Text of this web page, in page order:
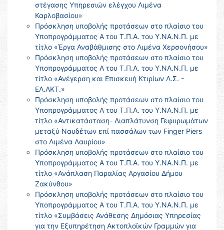
στέγασης Υπηρεσιών ελέγχου Λιμένα
Καρλοβασίου»
Πρόσκληση υποβολής προτάσεων στο πλαίσιο του
Υποπρογράμματος Α του Τ.Π.Α. του Υ.ΝΑ.Ν.Π. με
τίτλο «Έργα Αναβάθμισης στο Λιμένα Χερσονήσου»
Πρόσκληση υποβολής προτάσεων στο πλαίσιο του
Υποπρογράμματος Α του Τ.Π.Α. του Υ.ΝΑ.Ν.Π. με
τίτλο «Ανέγερση και Επισκευή Κτιρίων Λ.Σ. -
ΕΛ.ΑΚΤ.»
Πρόσκληση υποβολής προτάσεων στο πλαίσιο του
Υποπρογράμματος Α του Τ.Π.Α. του Υ.ΝΑ.Ν.Π. με
τίτλο «Αντικατάσταση- Διαπλάτυνση Γεφυρωμάτων
μεταξύ Ναυδέτων επί πασσάλων των Finger Piers
στο Λιμένα Λαυρίου»
Πρόσκληση υποβολής προτάσεων στο πλαίσιο του
Υποπρογράμματος Α του Τ.Π.Α. του Υ.ΝΑ.Ν.Π. με
τίτλο «Ανάπλαση Παραλίας Αργασίου Δήμου
Ζακύνθου»
Πρόσκληση υποβολής προτάσεων στο πλαίσιο του
Υποπρογράμματος Α του Τ.Π.Α. του Υ.ΝΑ.Ν.Π. με
τίτλο «Συμβάσεις Ανάθεσης Δημόσιας Υπηρεσίας
για την Εξυπηρέτηση Ακτοπλοϊκών Γραμμών για